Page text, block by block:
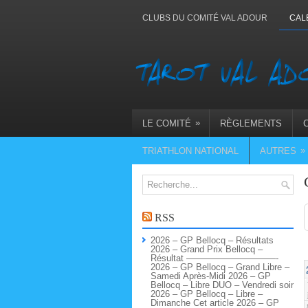
CLUBS DU COMITÉ VAL ADOUR
LE COMITÉ » RÈGLEMENTS
TRIATHLON NATIONAL AUTRES »
RSS
2026 – GP Bellocq – Résultats
2026 – Grand Prix Bellocq –
Résultat ——————————-
2026 – GP Bellocq – Grand Libre –
Samedi Après-Midi 2026 – GP
Bellocq – Libre DUO – Vendredi soir
2026 – GP Bellocq – Libre –
Dimanche Cet article 2026 – GP